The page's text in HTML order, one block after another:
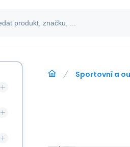
Sportovní a